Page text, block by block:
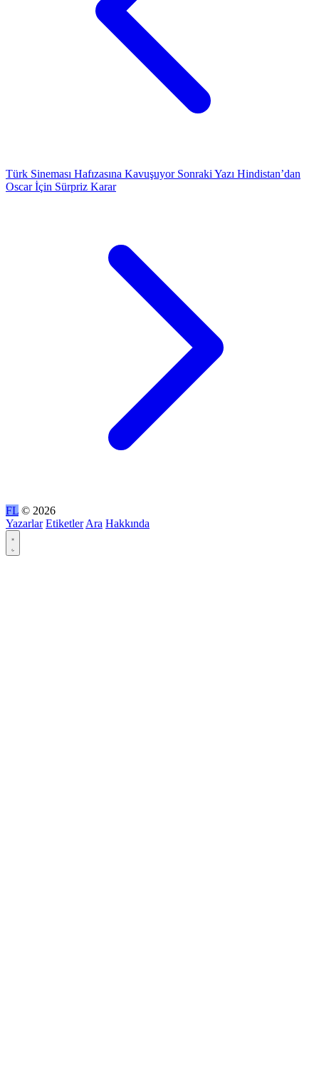
Türk Sineması Hafızasına Kavuşuyor Sonraki Yazı Hindistan’dan
Oscar İçin Sürpriz Karar
FL © 2026
Yazarlar Etiketler Ara Hakkında